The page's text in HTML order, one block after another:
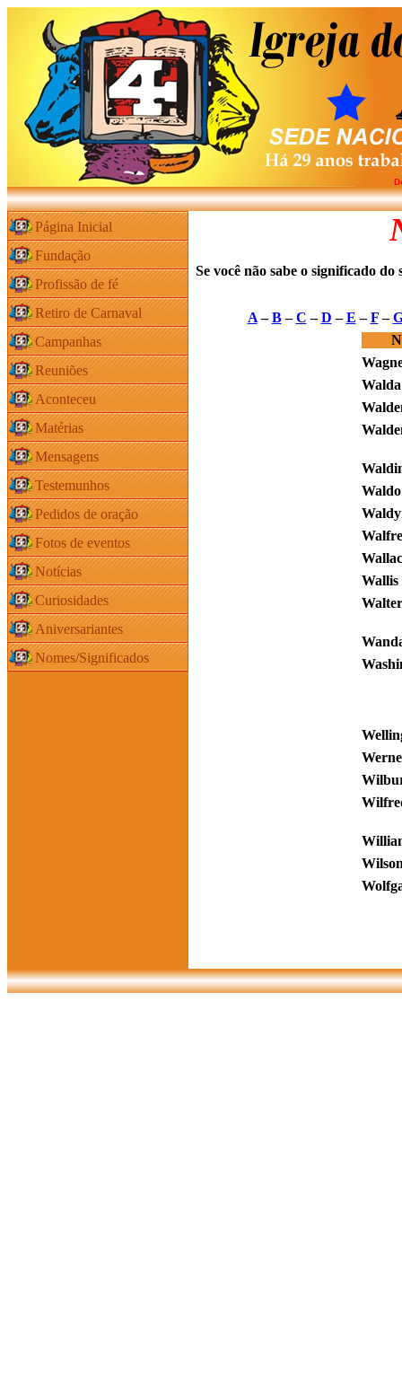
Página Inicial
Fundação
Profissão de fé
Retiro de Carnaval
Campanhas
Reuniões
Aconteceu
Matérias
Mensagens
Testemunhos
Pedidos de oração
Fotos de eventos
Notícias
Curiosidades
Aniversariantes
Nomes/Significados
Se você não sabe o significado
A–B–C –D –E –F–
Walda
Waldo
Wallis
Walter